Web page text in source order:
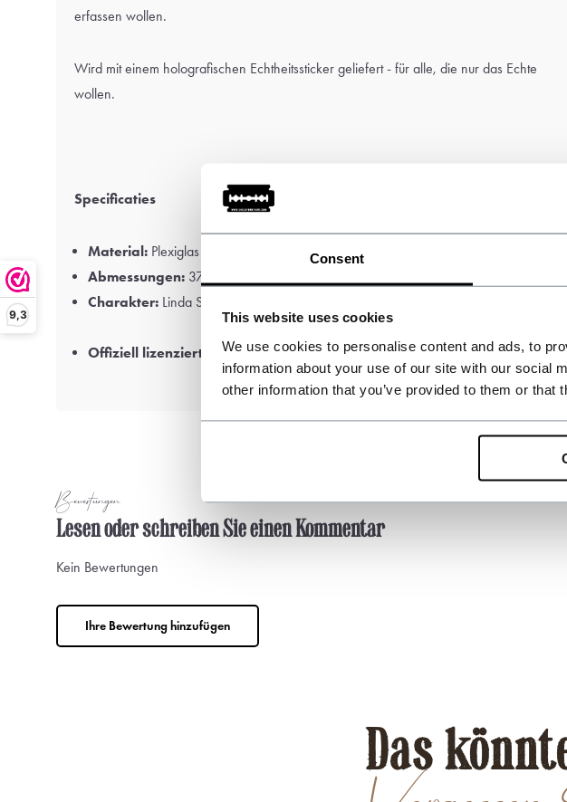
Consent
This website uses cookies
We use cookies to personalise content and ads, to
information about your use of our site with our social
other information that you’ve provided to them or
9,3
erfassen wollen.
Wird mit einem holografischen Echtheitssticker geliefert - für alle, die nur das Echte
wollen.
Specificaties
Material: Plexiglas
Abmessungen: 37x25cm
Charakter: Linda Shelby
Offiziell lizenziertes Peaky Blinders™ Produkt
Bewertungen
Lesen oder schreiben Sie einen Kommentar
Kein Bewertungen
Ihre Bewertung hinzufügen
Das